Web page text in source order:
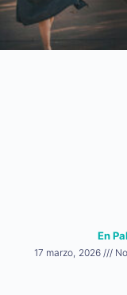
En
17 marzo, 2026